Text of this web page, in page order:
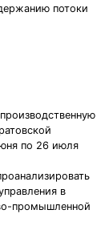
потоки
по 26 июля
в
промышленной